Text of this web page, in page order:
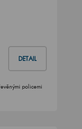
DETAIL
policemi